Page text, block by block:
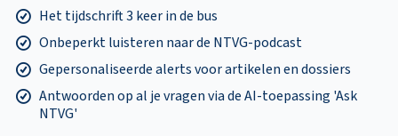
Het tijdschrift 3 keer in de bus
Onbeperkt luisteren naar de NTVG-podcast
Gepersonaliseerde alerts voor artikelen en dossiers
Antwoorden op al je vragen via de AI-toepassing 'Ask
NTVG'